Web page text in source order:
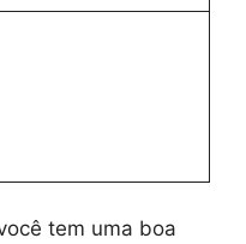
tem uma boa